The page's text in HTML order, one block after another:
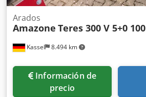
Kassel 8.494 km
Arados
Amazone Teres 300 V 5+0 100
Información de
precio